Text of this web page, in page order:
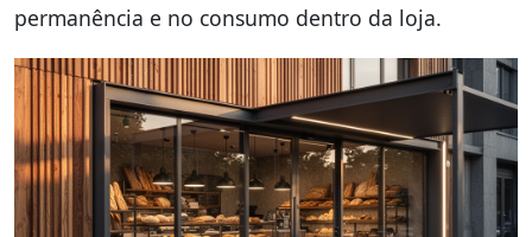
permanência e no consumo dentro da loja.